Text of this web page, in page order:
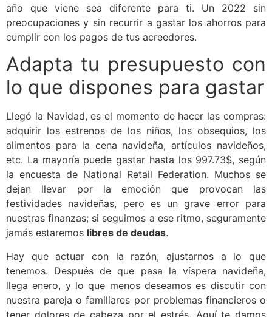
año que viene sea diferente para ti. Un 2022 sin
preocupaciones y sin recurrir a gastar los ahorros para
cumplir con los pagos de tus acreedores.
Adapta tu presupuesto con
lo que dispones para gastar
Llegó la Navidad, es el momento de hacer las compras:
adquirir los estrenos de los niños, los obsequios, los
alimentos para la cena navideña, artículos navideños,
etc. La mayoría puede gastar hasta los 997.73$, según
la encuesta de National Retail Federation. Muchos se
dejan llevar por la emoción que provocan las
festividades navideñas, pero es un grave error para
nuestras finanzas; si seguimos a ese ritmo, seguramente
jamás estaremos libres de deudas.
Hay que actuar con la razón, ajustarnos a lo que
tenemos. Después de que pasa la víspera navideña,
llega enero, y lo que menos deseamos es discutir con
nuestra pareja o familiares por problemas financieros o
tener dolores de cabeza por el estrés. Aquí te damos